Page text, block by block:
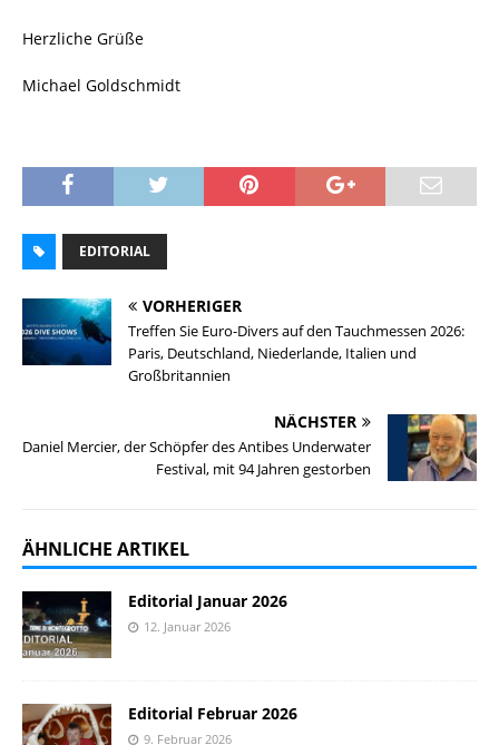
Herzliche Grüße
Michael Goldschmidt
EDITORIAL
VORHERIGER
Treffen Sie Euro-Divers auf den Tauchmessen 2026:
Paris, Deutschland, Niederlande, Italien und
Großbritannien
NÄCHSTER
Daniel Mercier, der Schöpfer des Antibes Underwater
Festival, mit 94 Jahren gestorben
ÄHNLICHE ARTIKEL
Editorial Januar 2026
12. Januar 2026
Editorial Februar 2026
9. Februar 2026